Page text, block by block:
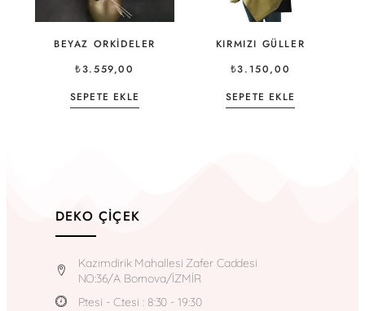
BEYAZ ORKIDELER
₺3.559,00
SEPETE EKLE
KIRMIZI GÜLLER
₺3.150,00
SEPETE EKLE
DEKO ÇIÇEK
Kazımdirik Mahallesi Zafer Caddesi
NO:36/A Bornova/İZMİR
P.tesi - C.tesi : 8:30 - 19:30